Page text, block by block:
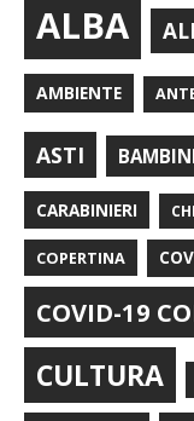
ALBA
AMBIENTE
ASTI
CARABINIERI
COPERTINA
COVID-19
CULTURA